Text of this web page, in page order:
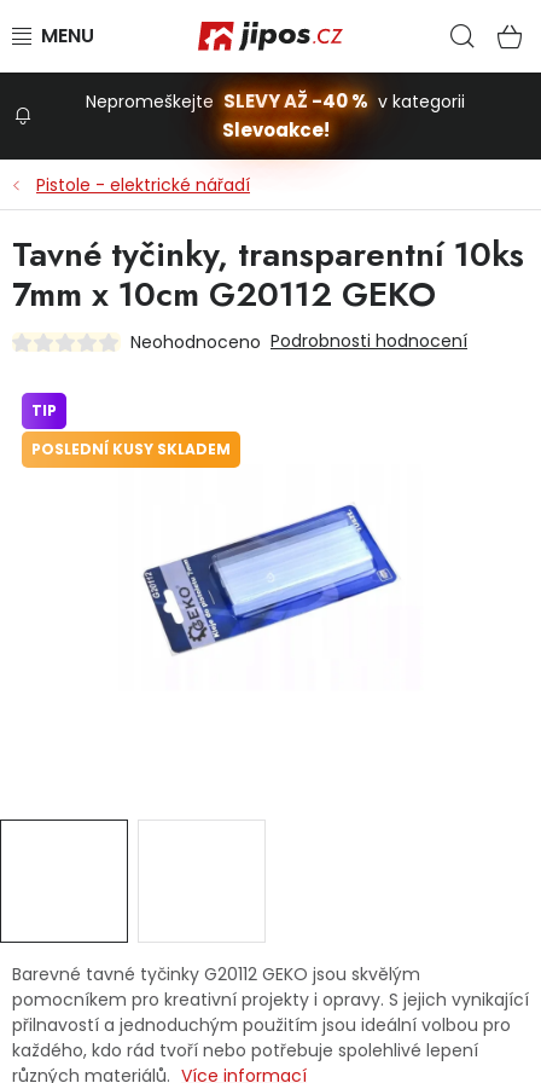
Stavba a dům
Domácnost
Dětská hřiště
Autodoplňky
Značky
Nepromeškejte SLEVY AŽ -40 % v kategorii
Slevoakce!
Pistole - elektrické nářadí
Barevné tavné tyčinky G20112 GEKO jsou skvělým
pomocníkem pro kreativní projekty i opravy. S jejich vynikající
přilnavostí a jednoduchým použitím jsou ideální volbou pro
každého, kdo rád tvoří nebo potřebuje spolehlivé lepení
různých materiálů. Více informací
Tavné tyčinky, transparentní 10ks
7mm x 10cm G20112 GEKO
Neohodnoceno Podrobnosti hodnocení
TIP
POSLEDNÍ KUSY SKLADEM